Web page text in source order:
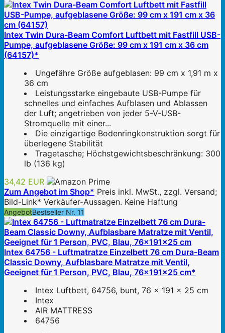
Intex Twin Dura-Beam Comfort Luftbett mit Fastfill USB-
Pumpe, aufgeblasene Größe: 99 cm x 191 cm x 36 cm
(64157)*
Ungefähre Größe aufgeblasen: 99 cm x 1,91 m x
36 cm
Leistungsstarke eingebaute USB-Pumpe für
schnelles und einfaches Aufblasen und Ablassen
der Luft; angetrieben von jeder 5-V-USB-
Stromquelle mit einer...
Die einzigartige Bodenringkonstruktion sorgt für
überlegene Stabilität
Tragetasche; Höchstgewichtsbeschränkung: 300
lb (136 kg)
34,42 EUR
Zum Angebot im Shop* Preis inkl. MwSt., zzgl. Versand;
Bild-Link* Verkäufer-Aussagen. Keine Haftung
AngebotBestseller Nr. 11
Intex 64756 - Luftmatratze Einzelbett 76 cm Dura-Beam
Classic Downy, Aufblasbare Matratze mit Ventil,
Geeignet für 1 Person, PVC, Blau, 76x191x25 cm*
Intex Luftbett, 64756, bunt, 76 x 191 x 25 cm
Intex
AIR MATTRESS
64756